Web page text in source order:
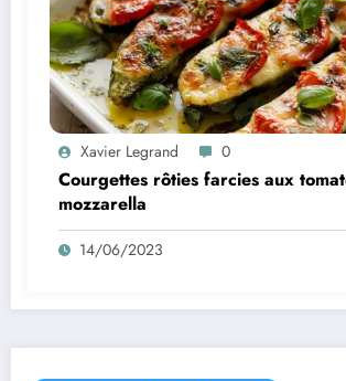
Xavier Legrand 0
Courgettes rôties farcies aux
mozzarella
14/06/2023